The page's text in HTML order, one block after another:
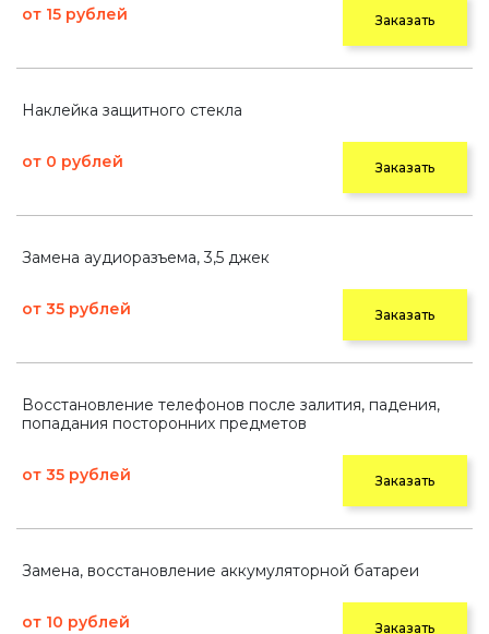
от 15 рублей Заказать
Наклейка защитного стекла
от 0 рублей Заказать
Замена аудиоразъема, 3,5 джек
от 35 рублей Заказать
Восстановление телефонов после залития, падения,
попадания посторонних предметов
от 35 рублей Заказать
Замена, восстановление аккумуляторной батареи
от 10 рублей Заказать